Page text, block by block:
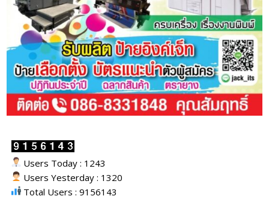
Users Today : 1243
Users Yesterday : 1320
Total Users : 9156143